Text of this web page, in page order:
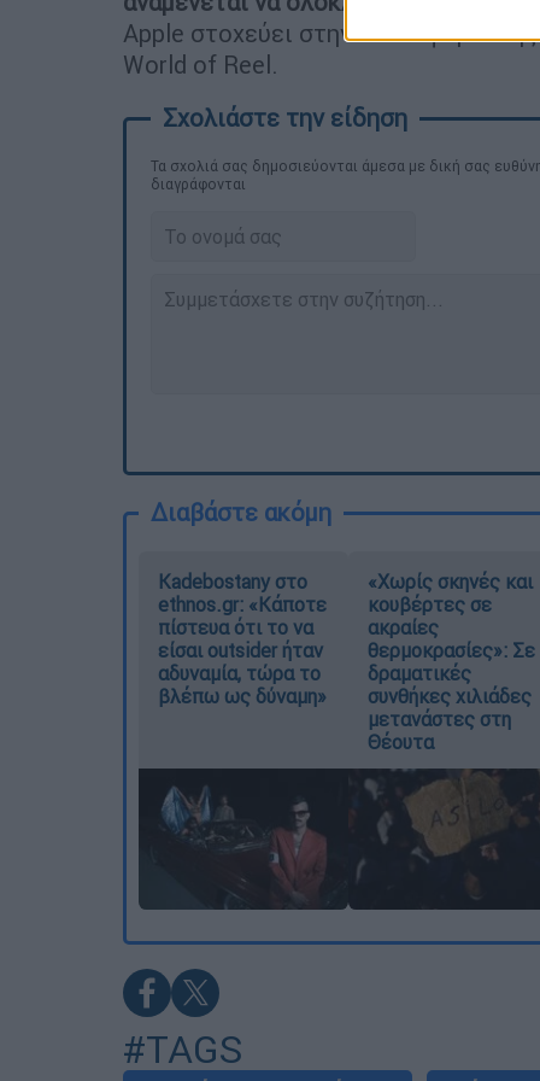
Apple στοχεύει στην κυκλοφορία
World of Reel.
Τα σχολιά σας δημοσιεύονται άμεσα με δική σας
διαγράφονται
Διαβάστε ακόμη
Kadebostany στο
ethnos.gr: «Κάποτε
πίστευα ότι το να
είσαι outsider ήταν
αδυναμία, τώρα το
βλέπω ως δύναμη»
«Χωρίς σκηνές και
κουβέρτες σε
ακραίες
θερμοκρασίες»: Σε
δραματικές
συνθήκες χιλιάδες
μετανάστες στη
Θέουτα
#TAGS